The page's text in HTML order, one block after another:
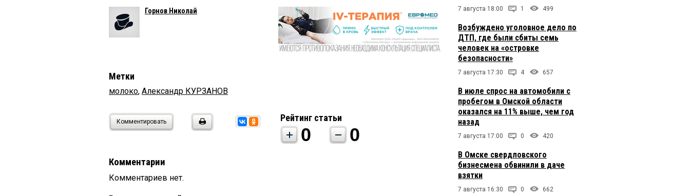
Горнов Николай
Метки
молоко, Александр КУРЗАНОВ
Комментировать Рейтинг статьи
0 0
Комментарии
Комментариев нет.
7 августа 18:00 1 499
Возбуждено уголовное дело по
ДТП, где были сбиты семь
человек на «островке
безопасности»
7 августа 17:30 4 657
В июле спрос на автомобили с
пробегом в Омской области
оказался на 11% выше, чем год
назад
7 августа 17:00 0 420
В Омске свердловского
бизнесмена обвинили в даче
взятки
7 августа 16:30 0 662